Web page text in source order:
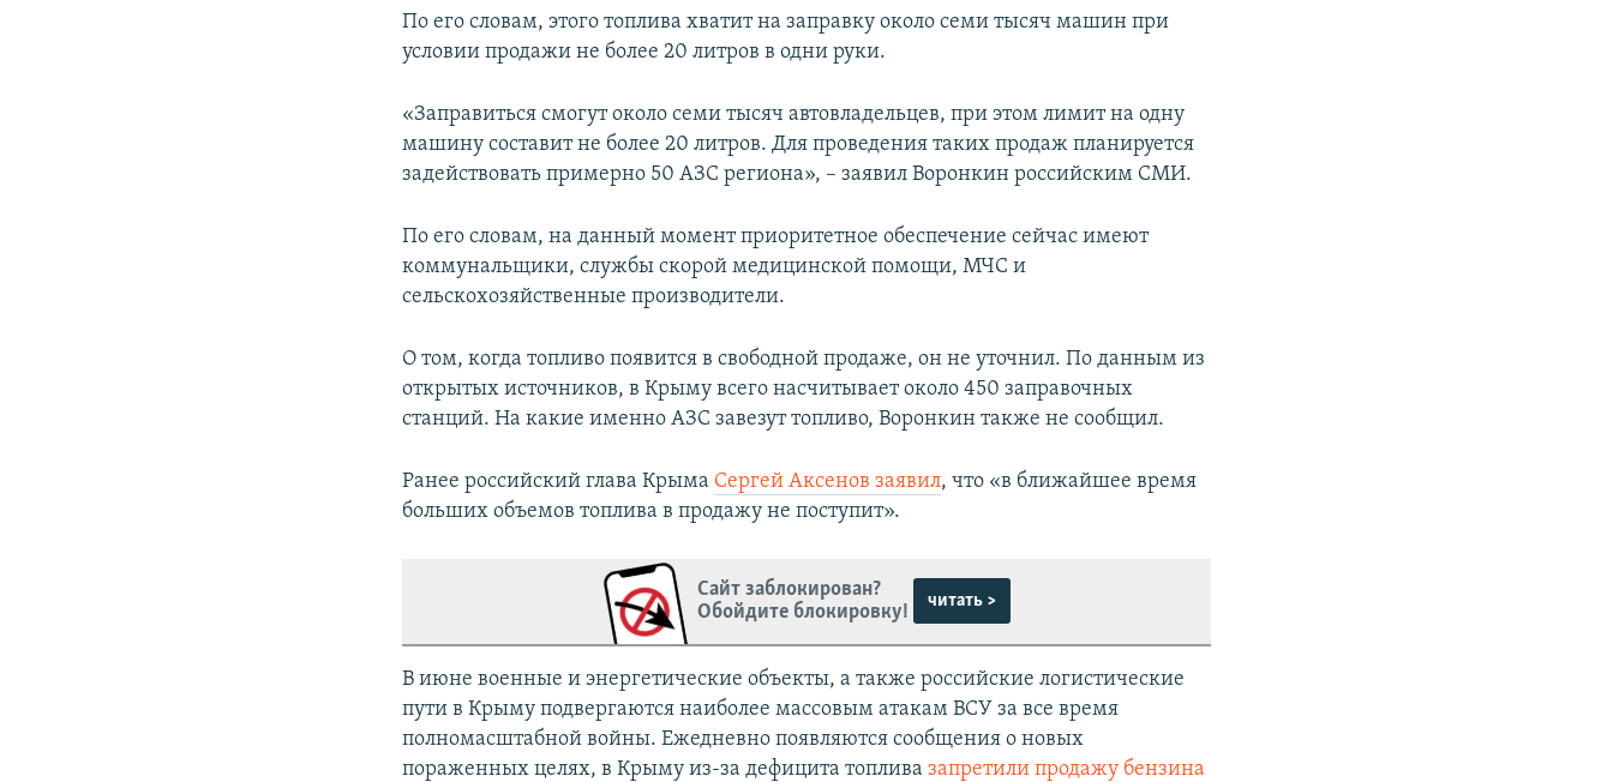
По его словам, этого топлива хватит на заправку около семи тысяч машин при
условии продажи не более 20 литров в одни руки.
«Заправиться смогут около семи тысяч автовладельцев, при этом лимит на одну
машину составит не более 20 литров. Для проведения таких продаж планируется
задействовать примерно 50 АЗС региона», – заявил Воронкин российским СМИ.
По его словам, на данный момент приоритетное обеспечение сейчас имеют
коммунальщики, службы скорой медицинской помощи, МЧС и
сельскохозяйственные производители.
О том, когда топливо появится в свободной продаже, он не уточнил. По данным из
открытых источников, в Крыму всего насчитывает около 450 заправочных
станций. На какие именно АЗС завезут топливо, Воронкин также не сообщил.
Ранее российский глава Крыма Сергей Аксенов заявил, что «в ближайшее время
больших объемов топлива в продажу не поступит».
Сайт заблокирован?
Обойдите блокировку!
читать >
В июне военные и энергетические объекты, а также российские логистические
пути в Крыму подвергаются наиболее массовым атакам ВСУ за все время
полномасштабной войны. Ежедневно появляются сообщения о новых
пораженных целях, в Крыму из-за дефицита топливазапретили продажу бензина